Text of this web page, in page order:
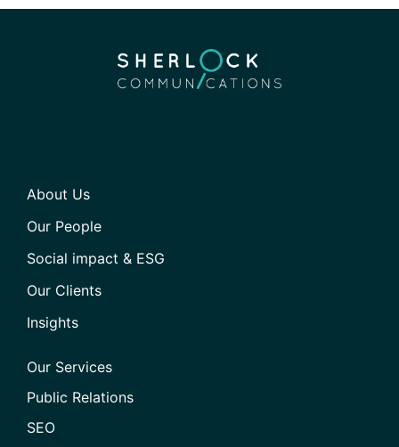
About Us
Our People
Social impact & ESG
Our Clients
Insights
Our Services
Public Relations
SEO